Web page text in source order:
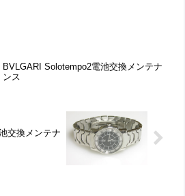
BVLGARI Solotempo2電池交換メンテナ
ンス
交換メンテナ